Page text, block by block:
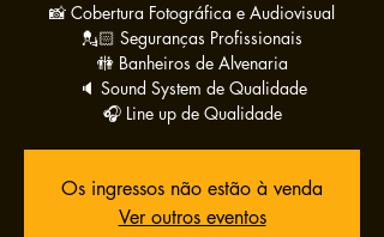
📸 Cobertura Fotográfica e Audiovisual
💂🏻 Seguranças Profissionais
🚻 Banheiros de Alvenaria
🔈 Sound System de Qualidade
🎧 Line up de Qualidade
Os ingressos não estão à venda
Ver outros eventos